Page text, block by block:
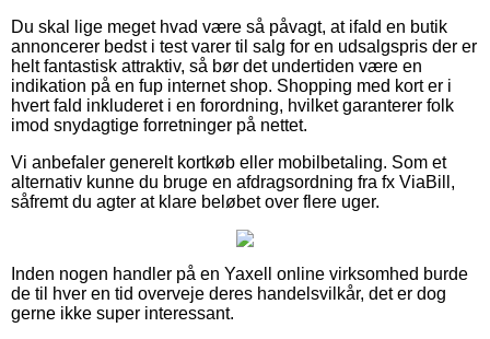
Du skal lige meget hvad være så påvagt, at ifald en butik
annoncerer bedst i test varer til salg for en udsalgspris der er
helt fantastisk attraktiv, så bør det undertiden være en
indikation på en fup internet shop. Shopping med kort er i
hvert fald inkluderet i en forordning, hvilket garanterer folk
imod snydagtige forretninger på nettet.
Vi anbefaler generelt kortkøb eller mobilbetaling. Som et
alternativ kunne du bruge en afdragsordning fra fx ViaBill,
såfremt du agter at klare beløbet over flere uger.
Inden nogen handler på en Yaxell online virksomhed burde
de til hver en tid overveje deres handelsvilkår, det er dog
gerne ikke super interessant.